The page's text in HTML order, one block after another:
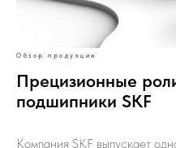
Обзор продукции
Прецизионные
подшипники SKF
Компания SKF выпускает